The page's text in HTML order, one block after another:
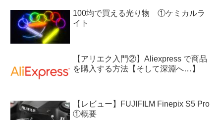
100均で買える光り物 ①ケミカルラ
イト
【アリエク入門②】Aliexpress で商品
を購入する方法【そして深淵へ…】
【レビュー】FUJIFILM Finepix S5 Pro
①概要